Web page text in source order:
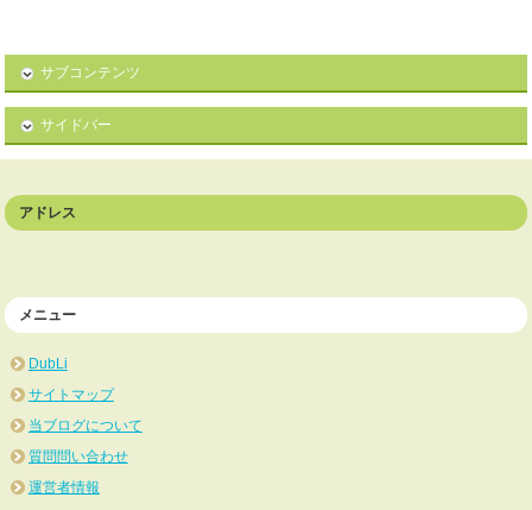
サブコンテンツ
サイドバー
アドレス
メニュー
DubLi
サイトマップ
当ブログについて
質問問い合わせ
運営者情報